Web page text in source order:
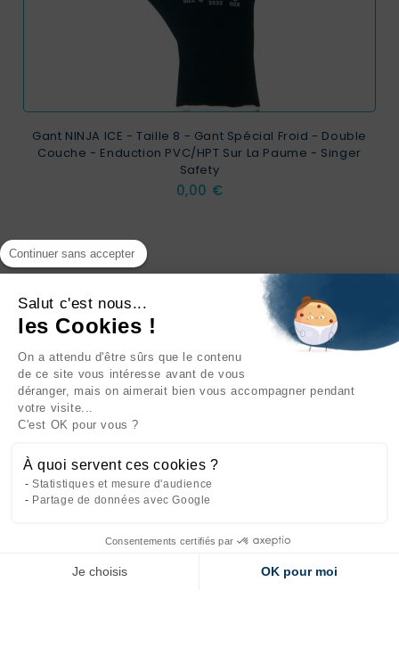
Gant NINJA ICE - Taille 8 - Gant Spécial Froid - Double
Couche - Enduction PVC/HPT Sur La Paume - Singer
Safety
Prix
0,00 €
INFORMATIONS
NOTRE SOCIÉTÉ
NOS PRODUITS
CATÉGORIES
Site réalisé par l'agence web Makeo
Continuer sans accepter
Salut c'est nous...
les Cookies !
On a attendu d'être sûrs que le contenu
de ce site vous intéresse avant de vous
déranger, mais on aimerait bien vous accompagner pendant
votre visite...
C'est OK pour vous ?
À quoi servent ces cookies ?
Statistiques et mesure d'audience
Partage de données avec Google
Consentements certifiés par
Je choisis
OK pour moi